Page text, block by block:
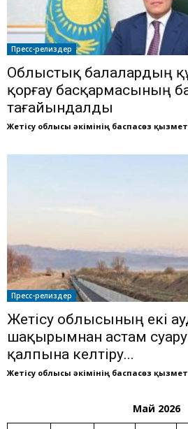
Пресс-релиздер
Облыстық балалардың
қорғау басқармасының
тағайындалды
Жетісу облысы әкімінің баспасөз
Пресс-релиздер
Жетісу облысының екі
шақырымнан астам суару
қалпына келтіру...
Жетісу облысы әкімінің баспасөз
Май 2026